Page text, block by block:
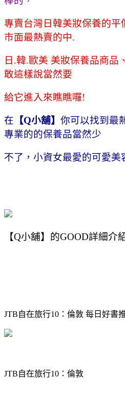
專賣台灣日韓美妝保養的平
市面最熱賣的中.
日.韓.歐美 美妝保養品商品
敢這樣說當然要
給它進入來瞧瞧囉!
在 【Q小舖】 你可以找到最
專業的的保養品當然少
不了，小資女最愛的可愛美
【Q小舖】的GOOD詳細介
JTB自在旅行10：倫敦 每日好書
JTB自在旅行10：倫敦